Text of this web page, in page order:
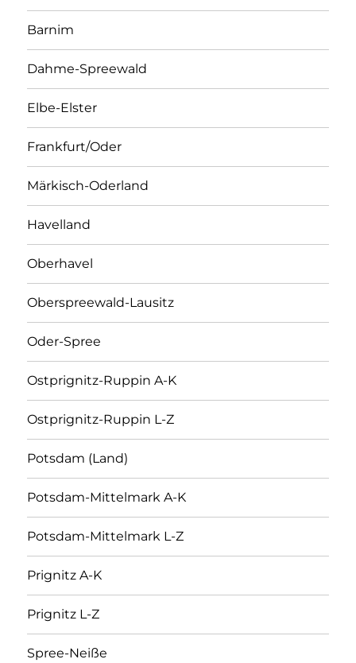
Barnim
Dahme-Spreewald
Elbe-Elster
Frankfurt/Oder
Märkisch-Oderland
Havelland
Oberhavel
Oberspreewald-Lausitz
Oder-Spree
Ostprignitz-Ruppin A-K
Ostprignitz-Ruppin L-Z
Potsdam (Land)
Potsdam-Mittelmark A-K
Potsdam-Mittelmark L-Z
Prignitz A-K
Prignitz L-Z
Spree-Neiße